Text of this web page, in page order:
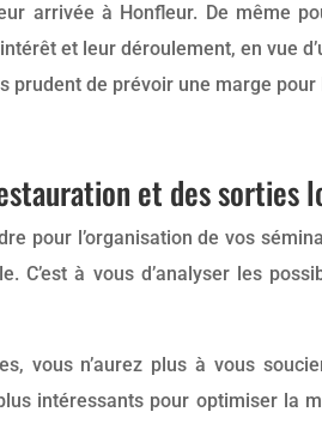
arrivée à Honfleur. De même
et leur déroulement, en vue
prudent de prévoir une marge pour
et des sorties
pour l’organisation de vos
C’est à vous d’analyser les
vous n’aurez plus à vous
intéressants pour optimiser la